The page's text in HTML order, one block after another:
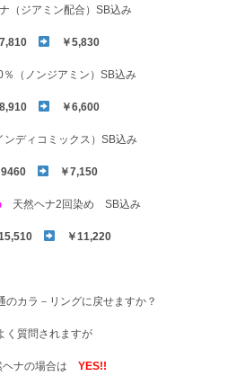
（ジアミン配合）SB込み
7,810 ￥5,830
％（ノンジアミン）SB込み
8,910 ￥6,600
ンディコミックス）SB込み
9460 ￥7,150
天然ヘナ2回染め SB込み
￥11,220
のカラ－リングに戻せますか？
く質問されますが
ヘナの場合は YES!!